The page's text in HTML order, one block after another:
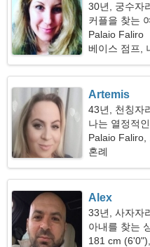
30년, 궁수자
커플을 찾는
Palaio Faliro
베이스 점프,
Artemis
43년, 천칭자
나는 열정적
Palaio Faliro,
혼례
Alex
33년, 사자자
아내를 찾는
181 cm